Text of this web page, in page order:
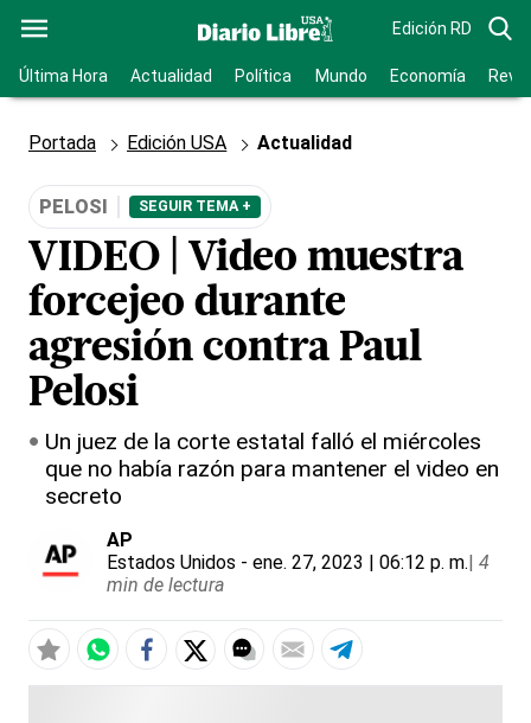
Edición RD
Última Hora Actualidad Política Mundo Economía
Portada Edición USA Actualidad
PELOSI SEGUIR TEMA +
VIDEO | Video muestra
forcejeo durante
agresión contra Paul
Pelosi
Un juez de la corte estatal falló el miércoles
que no había razón para mantener el video en
secreto
AP
Estados Unidos - ene. 27, 2023 | 06:12 p. m.| 4
min de lectura